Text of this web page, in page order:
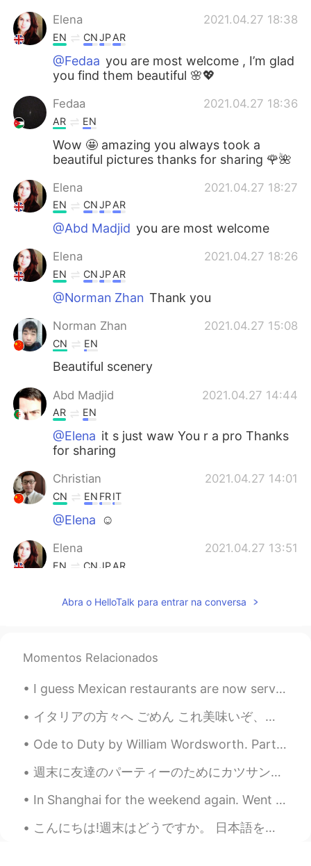
Elena 2021.04.27 18:38
EN CNJPAR
@Fedaa you are most welcome , I’m glad
you find them beautiful 🌸💖
Fedaa 2021.04.27 18:36
AR EN
Wow 🤩 amazing you always took a
beautiful pictures thanks for sharing 🌹🌺
Elena 2021.04.27 18:27
EN CNJPAR
@Abd Madjid you are most welcome
Elena 2021.04.27 18:26
EN CNJPAR
@Norman Zhan Thank you
Norman Zhan 2021.04.27 15:08
CN EN
Beautiful scenery
Abd Madjid 2021.04.27 14:44
AR EN
@Elena it s just waw You r a pro Thanks
for sharing
Christian 2021.04.27 14:01
CN EN FRIT
@Elena ☺
Elena 2021.04.27 13:51
EN CNJPAR
@Amytrue ✨
Elena 2021.04.27 13:51
@Abd Madjid
Hi , thank you so much. I
took them with my phone , iPhone X😊
Elena 2021.04.27 13:50
@マコトmakoto
I hope your day was
great 🌹✨
Abra o HelloTalk para entrar na conversa
Momentos Relacionados
I guess Mexican restaurants are now serving margaritas in giant martini 🍸 glasses now 🤷🏻‍♀️ P.S...
イタリアの方々へ ごめん これ美味いぞ、やっぱり。 To the good people of Italy, I’m sorry, But this is actually really go...
Ode to Duty by William Wordsworth. Part 4 of 4. To humbler functions, awful power! I...
週末に友達のパーティーのためにカツサンドを作った。 ニュージーランドで美味しいカツサンドを作るのは、正しい材料が一般的ではないため難しい。 ニュージーランドはパンを食べる国ですが、私の意見で...
In Shanghai for the weekend again. Went to Longhua temple today with the help of a very good Shan...
こんにちは!週末はどうですか。 日本語を修正ときに厳しいですか。優しいですか。英語を修正時にちょっと困っています。厳し過ぎたら文を書いた人は多分「やばい!私の英語はひどい!」と思うの可能性があ...